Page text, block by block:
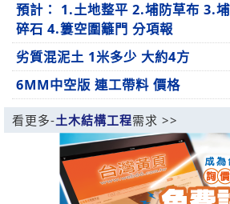
預計： 1.土地整平 2.埔防草布 3.
碎石 4.簍空圍籬門 分項報
劣質混泥土 1米多少 大約4方
6MM中空版 連工帶料 價格
看更多-土木結構工程需求 >>